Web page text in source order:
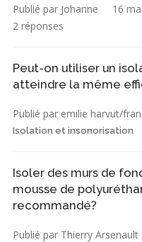
Publié par Johanne 16
2 réponses
Peut-on utiliser un
atteindre la même
Publié par emilie harvut/
Isolation et insonorisation
Isoler des murs de
mousse de
recommandé?
Publié par Thierry Arsenault